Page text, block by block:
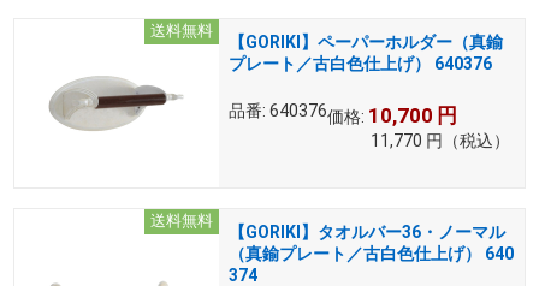
送料無料
【GORIKI】ペーパーホルダー（真鍮
プレート／古白色仕上げ） 640376
品番: 640376価格: 10,700 円
11,770 円 （税込）
送料無料
【GORIKI】タオルバー36・ノーマル
（真鍮プレート／古白色仕上げ） 640
374